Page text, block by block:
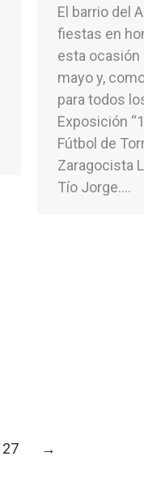
El barrio del
fiestas en
esta ocasión
mayo y,
para todos
Exposición
Fútbol de
Zaragocista
Tío Jorge.…
27 →